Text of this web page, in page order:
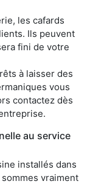
les cafards
Ils peuvent
fini de votre
à laisser des
vous
contactez dès
au service
installés dans
vraiment